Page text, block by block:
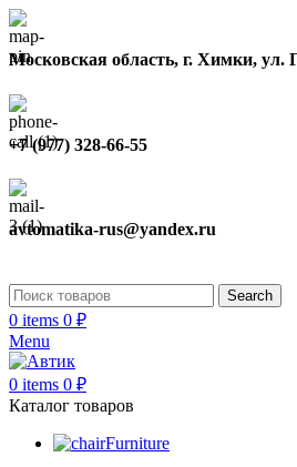
Московская область, г. Химки, ул.
+7 (977) 328-66-55
avtomatika-rus@yandex.ru
Search
0 items 0 ₽
Menu
0 items 0 ₽
Каталог товаров
Furniture